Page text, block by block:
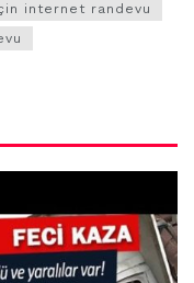
internet randevu